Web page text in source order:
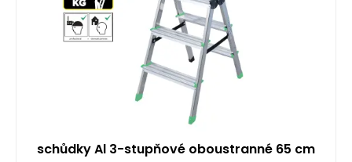
schůdky Al 3-stupňové oboustranné 65 cm